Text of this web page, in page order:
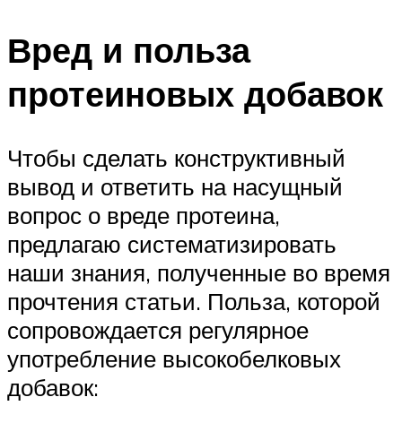
Вред и польза
протеиновых добавок
Чтобы сделать конструктивный
вывод и ответить на насущный
вопрос о вреде протеина,
предлагаю систематизировать
наши знания, полученные во время
прочтения статьи. Польза, которой
сопровождается регулярное
употребление высокобелковых
добавок: